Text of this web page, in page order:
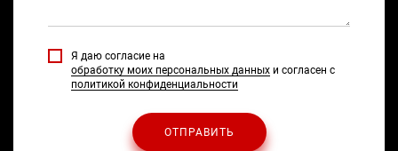
Я даю согласие на
обработку моих персональных данных и согласен с
политикой конфиденциальности
ОТПРАВИТЬ